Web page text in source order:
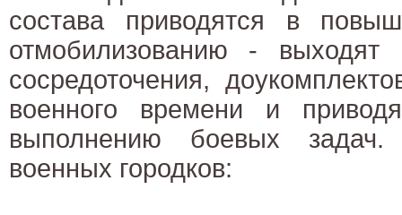
состава приводятся в
отмобилизованию -
сосредоточения,
военного времени и
выполнению боевых
военных городков: